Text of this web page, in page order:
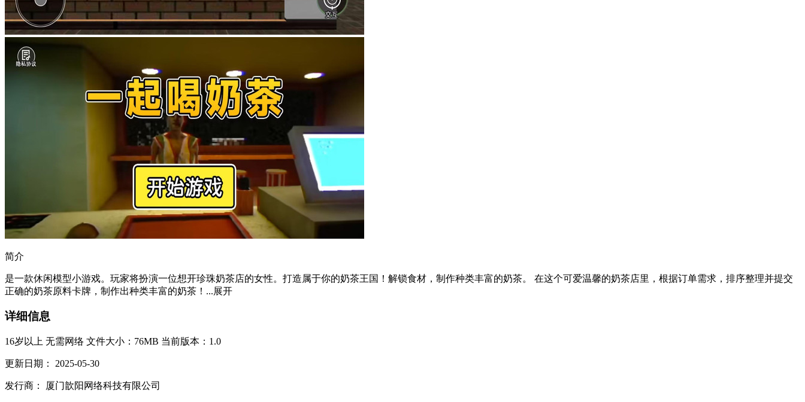
简介
是一款休闲模型小游戏。玩家将扮演一位想开珍珠奶茶店的女性。打造属于你的奶茶王国！解锁食材，制作种类丰富的奶茶。 在这个可爱温馨的奶茶店里，根据订单需求，排序整理并提交
正确的奶茶原料卡牌，制作出种类丰富的奶茶！...展开
详细信息
16岁以上 无需网络 文件大小：76MB 当前版本：1.0
更新日期： 2025-05-30
发行商： 厦门歆阳网络科技有限公司